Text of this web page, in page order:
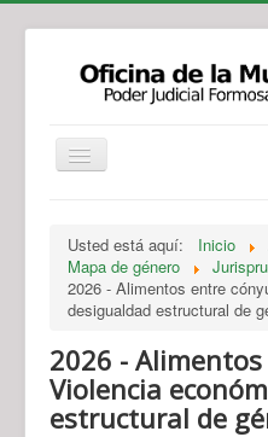
Legislación
Novedades
Recursos y Servicios de
Usted está aquí: Inicio
Mapa de género
2026 - Alimentos entre
desigualdad estructural de
2026 -
Violencia
estructural de